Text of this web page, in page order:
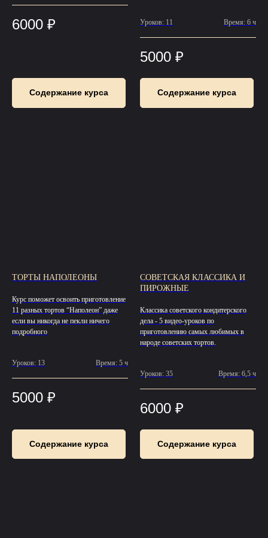
6000 ₽
Содержание курса
Уроков: 11 Время: 6 ч
5000 ₽
Содержание курса
ТОРТЫ НАПОЛЕОНЫ
Курс поможет освоить приготовление
11 разных тортов “Наполеон” даже
если вы никогда не пекли ничего
подробного
Уроков: 13 Время: 5 ч
5000 ₽
Содержание курса
СОВЕТСКАЯ КЛАССИКА И
ПИРОЖНЫЕ
Классика советского кондитерского
дела - 5 видео-уроков по
приготовлению самых любимых в
народе советских тортов.
Уроков: 35 Время: 6,5 ч
6000 ₽
Содержание курса